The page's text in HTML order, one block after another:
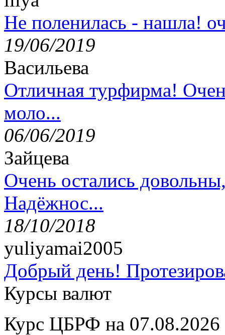
Не поленилась - нашла!
19/06/2019
Васильева
Отличная турфирма!
моло...
06/06/2019
Зайцева
Очень остались
Надёжнос...
18/10/2018
yuliyamai2005
Добрый день!
Курсы валют
Курс ЦБРФ на 07.08.2026